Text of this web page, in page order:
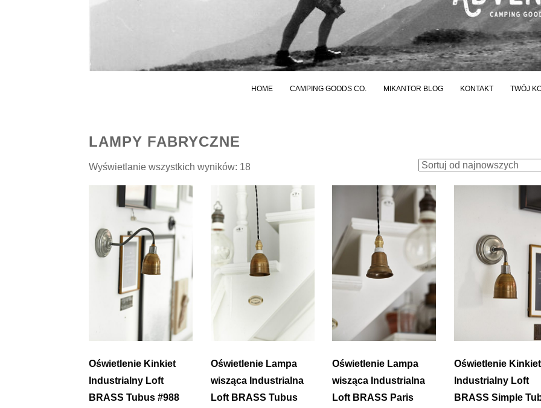
HOME CAMPING GOODS CO. MIKANTOR BLOG KONTAKT TWÓJ
LAMPY FABRYCZNE
Wyświetlanie wszystkich wyników: 18Posortowane
według
najnowszych
Oświetlenie Kinkiet
Industrialny Loft
BRASS Tubus #988
Oświetlenie Lampa
wisząca Industrialna
Loft BRASS Tubus
Oświetlenie Lampa
wisząca Industrialna
Loft BRASS Paris
Oświetlenie Kinkiet
Industrialny Loft
BRASS Simple